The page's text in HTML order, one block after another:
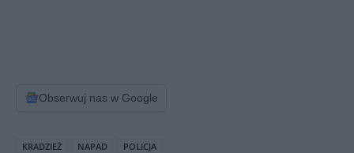
Obserwuj nas w Google
KRADZIEŻ NAPAD POLICJA